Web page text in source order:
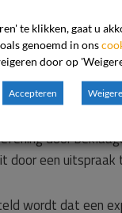
inschrijving in de
in strijd is
en/of Statuten en/of
van het NIVRE en/
door
door een uitspraak
wordt dat een
te klikken, gaat u
genoemd in ons
door op
Accepteren